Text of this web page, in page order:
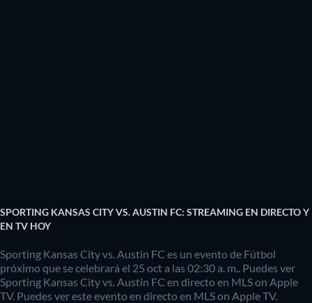
SPORTING KANSAS CITY VS. AUSTIN FC: STREAMING EN DIRECTO Y
EN TV HOY
Sporting Kansas City vs. Austin FC es un evento de Fútbol
próximo que se celebrará el 25 oct a las 02:30 a. m.. Puedes ver
Sporting Kansas City vs. Austin FC en directo en MLS on Apple
TV. Puedes ver este evento en directo en MLS on Apple TV.